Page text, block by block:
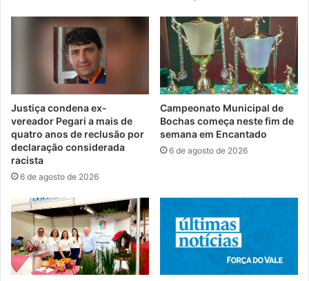
Justiça condena ex-
vereador Pegari a mais de
quatro anos de reclusão por
declaração considerada
racista
6 de agosto de 2026
Campeonato Municipal de
Bochas começa neste fim de
semana em Encantado
6 de agosto de 2026